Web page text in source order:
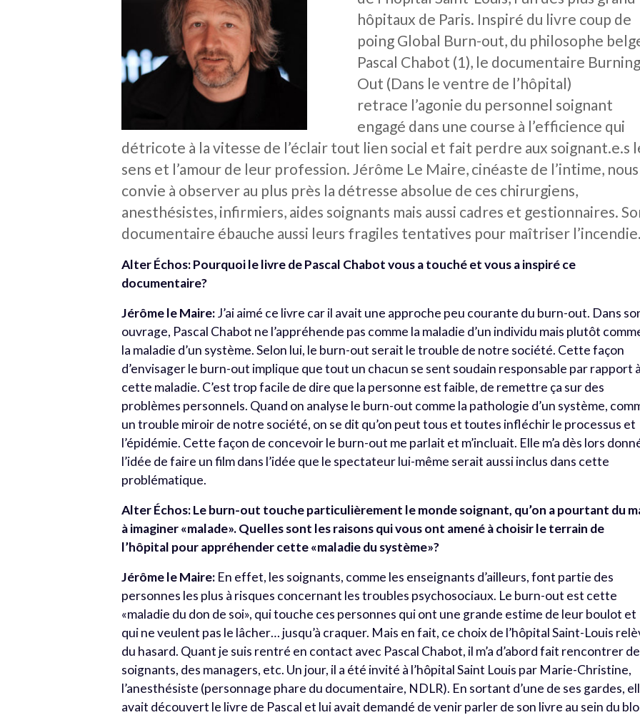
hôpitaux de Paris. Inspiré du livre coup de
poing Global Burn-out, du philosophe
Pascal Chabot (1), le documentaire Burning
Out (Dans le ventre de l’hôpital)
retrace l’agonie du personnel soignant
engagé dans une course à l’efficience qui
détricote à la vitesse de l’éclair tout lien social et fait perdre aux soignant.e.s
sens et l’amour de leur profession. Jérôme Le Maire, cinéaste de l’intime, nous
convie à observer au plus près la détresse absolue de ces chirurgiens,
anesthésistes, infirmiers, aides soignants mais aussi cadres et gestionnaires.
documentaire ébauche aussi leurs fragiles tentatives pour maîtriser l’incendie.
Alter Échos: Pourquoi le livre de Pascal Chabot vous a touché et vous a inspiré ce
documentaire?
Jérôme le Maire:J’ai aimé ce livre car il avait une approche peu courante du burn-out. Dans
ouvrage, Pascal Chabot ne l’appréhende pas comme la maladie d’un individu mais plutôt
la maladie d’un système. Selon lui, le burn-out serait le trouble de notre société. Cette façon
d’envisager le burn-out implique que tout un chacun se sent soudain responsable par rapport à
cette maladie. C’est trop facile de dire que la personne est faible, de remettre ça sur des
problèmes personnels. Quand on analyse le burn-out comme la pathologie d’un système,
un trouble miroir de notre société, on se dit qu’on peut tous et toutes infléchir le processus et
l’épidémie. Cette façon de concevoir le burn-out me parlait et m’incluait. Elle m’a dès lors
l’idée de faire un film dans l’idée que le spectateur lui-même serait aussi inclus dans cette
problématique.
Alter Échos: Le burn-out touche particulièrement le monde soignant, qu’on a pourtant du
à imaginer «malade». Quelles sont les raisons qui vous ont amené à choisir le terrain de
l’hôpital pour appréhender cette «maladie du système»?
Jérôme le Maire: En effet, les soignants, comme les enseignants d’ailleurs, font partie des
personnes les plus à risques concernant les troubles psychosociaux. Le burn-out est cette
«maladie du don de soi», qui touche ces personnes qui ont une grande estime de leur boulot et
qui ne veulent pas le lâcher… jusqu’à craquer. Mais en fait, ce choix de l’hôpital Saint-Louis
du hasard. Quant je suis rentré en contact avec Pascal Chabot, il m’a d’abord fait rencontrer
soignants, des managers, etc. Un jour, il a été invité à l’hôpital Saint Louis par Marie-Christine,
l’anesthésiste (personnage phare du documentaire, NDLR). En sortant d’une de ses gardes,
avait découvert le livre de Pascal et lui avait demandé de venir parler de son livre au sein du